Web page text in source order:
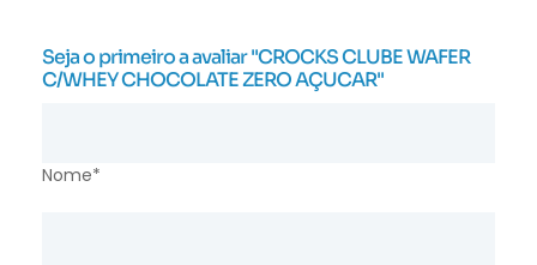
Seja o primeiro a avaliar "CROCKS CLUBE WAFER
C/WHEY CHOCOLATE ZERO AÇUCAR"
Nome*